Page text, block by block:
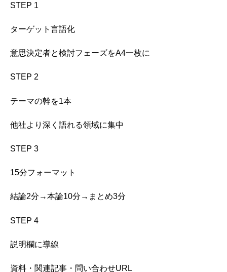
STEP 1
ターゲット言語化
意思決定者と検討フェーズをA4一枚に
STEP 2
テーマの幹を1本
他社より深く語れる領域に集中
STEP 3
15分フォーマット
結論2分→本論10分→まとめ3分
STEP 4
説明欄に導線
資料・関連記事・問い合わせURL